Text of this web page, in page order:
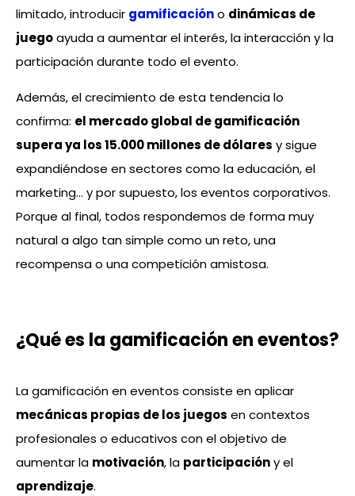
limitado, introducir gamificacióno dinámicas de
juegoayuda a aumentar el interés, la interacción y la
participación durante todo el evento.
Además, el crecimiento de esta tendencia lo
confirma: el mercado global de gamificación
supera ya los 15.000 millones de dólares y sigue
expandiéndose en sectores como la educación, el
marketing… y por supuesto, los eventos corporativos.
Porque al final, todos respondemos de forma muy
natural a algo tan simple como un reto, una
recompensa o una competición amistosa.
¿Qué es la gamificación en eventos?
La gamificación en eventos consiste en aplicar
mecánicas propias de los juegos en contextos
profesionales o educativos con el objetivo de
aumentar la motivación, la participacióny el
aprendizaje.